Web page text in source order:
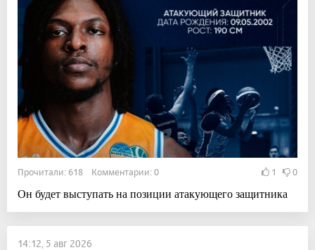
Прочитали: 618 Комментарии: 0 1 0
Он будет выступать на позиции атакующего защитника
14:12, 5 авг 2026